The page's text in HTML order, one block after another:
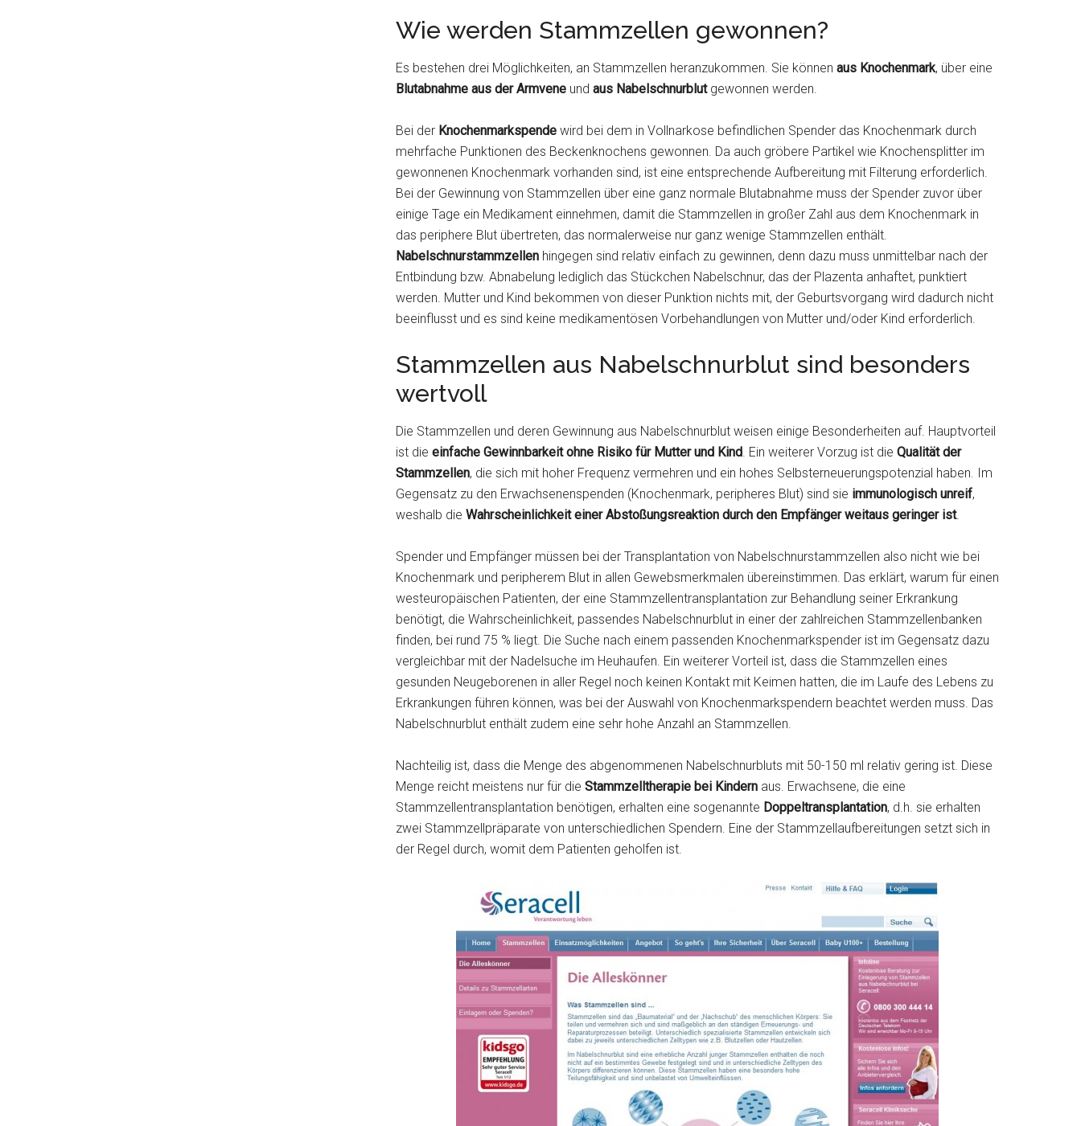
Wie werden Stammzellen gewonnen?
Es bestehen drei Möglichkeiten, an Stammzellen heranzukommen. Sie können aus Knochenmark, über eine
Blutabnahme aus der Armvene und aus Nabelschnurblutgewonnen werden.
Bei der Knochenmarkspende wird bei dem in Vollnarkose befindlichen Spender das Knochenmark durch
mehrfache Punktionen des Beckenknochens gewonnen. Da auch gröbere Partikel wie Knochensplitter im
gewonnenen Knochenmark vorhanden sind, ist eine entsprechende Aufbereitung mit Filterung erforderlich.
Bei der Gewinnung von Stammzellen über eine ganz normale Blutabnahme muss der Spender zuvor über
einige Tage ein Medikament einnehmen, damit die Stammzellen in großer Zahl aus dem Knochenmark in
das periphere Blut übertreten, das normalerweise nur ganz wenige Stammzellen enthält.
Nabelschnurstammzellen hingegen sind relativ einfach zu gewinnen, denn dazu muss unmittelbar nach der
Entbindung bzw. Abnabelung lediglich das Stückchen Nabelschnur, das der Plazenta anhaftet, punktiert
werden. Mutter und Kind bekommen von dieser Punktion nichts mit, der Geburtsvorgang wird dadurch nicht
beeinflusst und es sind keine medikamentösen Vorbehandlungen von Mutter und/oder Kind erforderlich.
Stammzellen aus Nabelschnurblut sind besonders
wertvoll
Die Stammzellen und deren Gewinnung aus Nabelschnurblut weisen einige Besonderheiten auf. Hauptvorteil
ist die einfache Gewinnbarkeit ohne Risiko für Mutter und Kind. Ein weiterer Vorzug ist die Qualität der
Stammzellen, die sich mit hoher Frequenz vermehren und ein hohes Selbsterneuerungspotenzial haben. Im
Gegensatz zu den Erwachsenenspenden (Knochenmark, peripheres Blut) sind sie immunologisch unreif,
weshalb die Wahrscheinlichkeit einer Abstoßungsreaktion durch den Empfänger weitaus geringer ist.
Spender und Empfänger müssen bei der Transplantation von Nabelschnurstammzellen also nicht wie bei
Knochenmark und peripherem Blut in allen Gewebsmerkmalen übereinstimmen. Das erklärt, warum für einen
westeuropäischen Patienten, der eine Stammzellentransplantation zur Behandlung seiner Erkrankung
benötigt, die Wahrscheinlichkeit, passendes Nabelschnurblut in einer der zahlreichen Stammzellenbanken
finden, bei rund 75 % liegt. Die Suche nach einem passenden Knochenmarkspender ist im Gegensatz dazu
vergleichbar mit der Nadelsuche im Heuhaufen. Ein weiterer Vorteil ist, dass die Stammzellen eines
gesunden Neugeborenen in aller Regel noch keinen Kontakt mit Keimen hatten, die im Laufe des Lebens zu
Erkrankungen führen können, was bei der Auswahl von Knochenmarkspendern beachtet werden muss. Das
Nabelschnurblut enthält zudem eine sehr hohe Anzahl an Stammzellen.
Nachteilig ist, dass die Menge des abgenommenen Nabelschnurbluts mit 50-150 ml relativ gering ist. Diese
Menge reicht meistens nur für die Stammzelltherapie bei Kindern aus. Erwachsene, die eine
Stammzellentransplantation benötigen, erhalten eine sogenannte Doppeltransplantation, d.h. sie erhalten
zwei Stammzellpräparate von unterschiedlichen Spendern. Eine der Stammzellaufbereitungen setzt sich in
der Regel durch, womit dem Patienten geholfen ist.